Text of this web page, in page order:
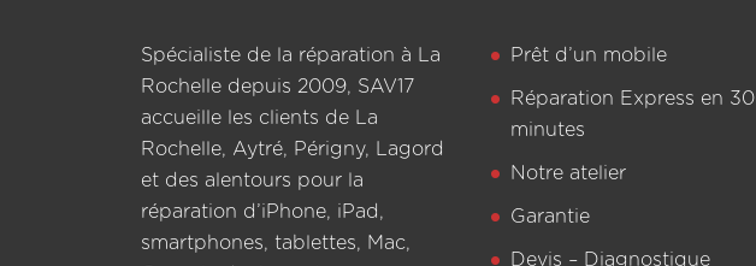
Spécialiste de la réparation à La
Rochelle depuis 2009, SAV17
accueille les clients de La
Rochelle, Aytré, Périgny, Lagord
et des alentours pour la
réparation d’iPhone, iPad,
smartphones, tablettes, Mac,
Prêt d’un mobile
Réparation Express en 30
minutes
Notre atelier
Garantie
Devis – Diagnostique